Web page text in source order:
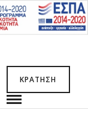
ΚΡΆΤΗΣΗ